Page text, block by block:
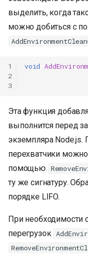
выделить, когда
можно добиться с
1
2
3
void
Эта функция
выполнится перед
экземпляра Node.js.
перехватчики
помощью
ту же сигнатуру.
порядке LIFO.
При необходимости
перегрузок